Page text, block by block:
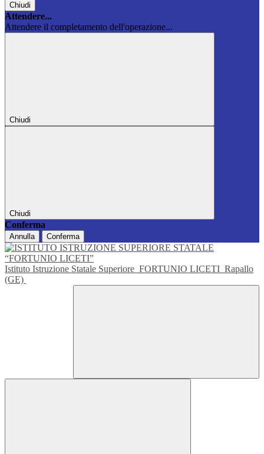
Chiudi
Attendere...
Attendere il completamento dell'operazione...
Chiudi
Chiudi
Conferma
Annulla Conferma
Istituto Istruzione Statale Superiore FORTUNIO LICETI Rapallo
(GE)